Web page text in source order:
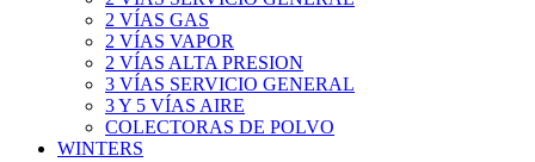
2 VÍAS GAS
2 VÍAS VAPOR
2 VÍAS ALTA PRESION
3 VÍAS SERVICIO GENERAL
3 Y 5 VÍAS AIRE
COLECTORAS DE POLVO
WINTERS